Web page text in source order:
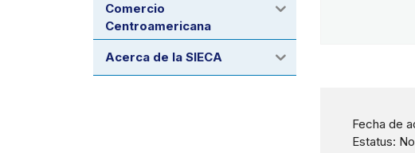
Fecha de
Estatus:
Comercio
Centroamericana
Acerca de la SIECA